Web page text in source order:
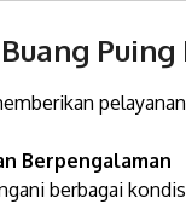
Puing
Berpengalaman
berbagai